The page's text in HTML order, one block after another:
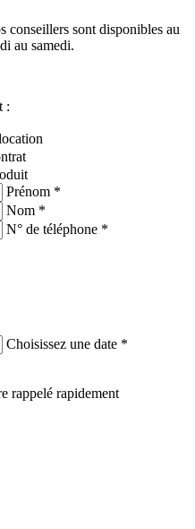
conseillers sont disponibles au
au samedi.
:
Prénom *
Nom *
N° de téléphone *
Choisissez une date *
rappelé rapidement